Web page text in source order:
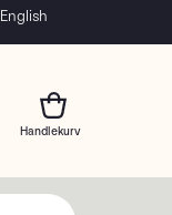
English